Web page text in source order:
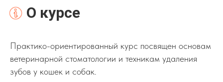
О курсе
Практико-ориентированный курс посвящен основам
ветеринарной стоматологии и техникам удаления
зубов у кошек и собак.